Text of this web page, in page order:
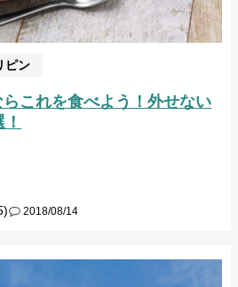
ピン
これを食べよう！外せない
2018/08/14